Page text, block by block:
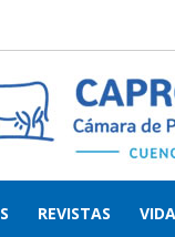
REVISTAS